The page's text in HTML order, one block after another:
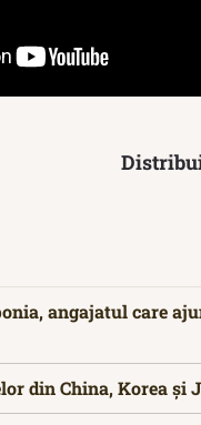
angajatul care
din China, Korea și